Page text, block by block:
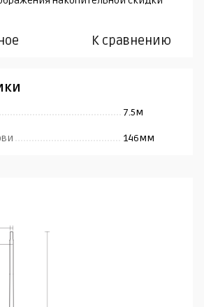
К сравнению
7.5м
146мм